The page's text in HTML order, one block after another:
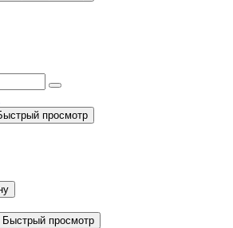
просмотр
Быстрый просмотр